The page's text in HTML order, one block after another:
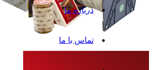
درباره ما
تماس با ما